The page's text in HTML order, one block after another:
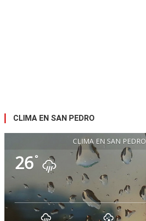
CLIMA EN SAN PEDRO
CLIMA EN SAN PEDRO
26°